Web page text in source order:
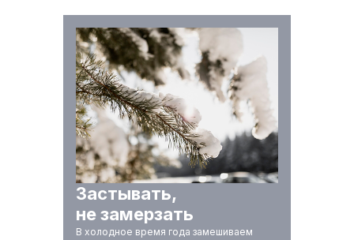
Застывать,
не замерзать
В холодное время года замешиваем